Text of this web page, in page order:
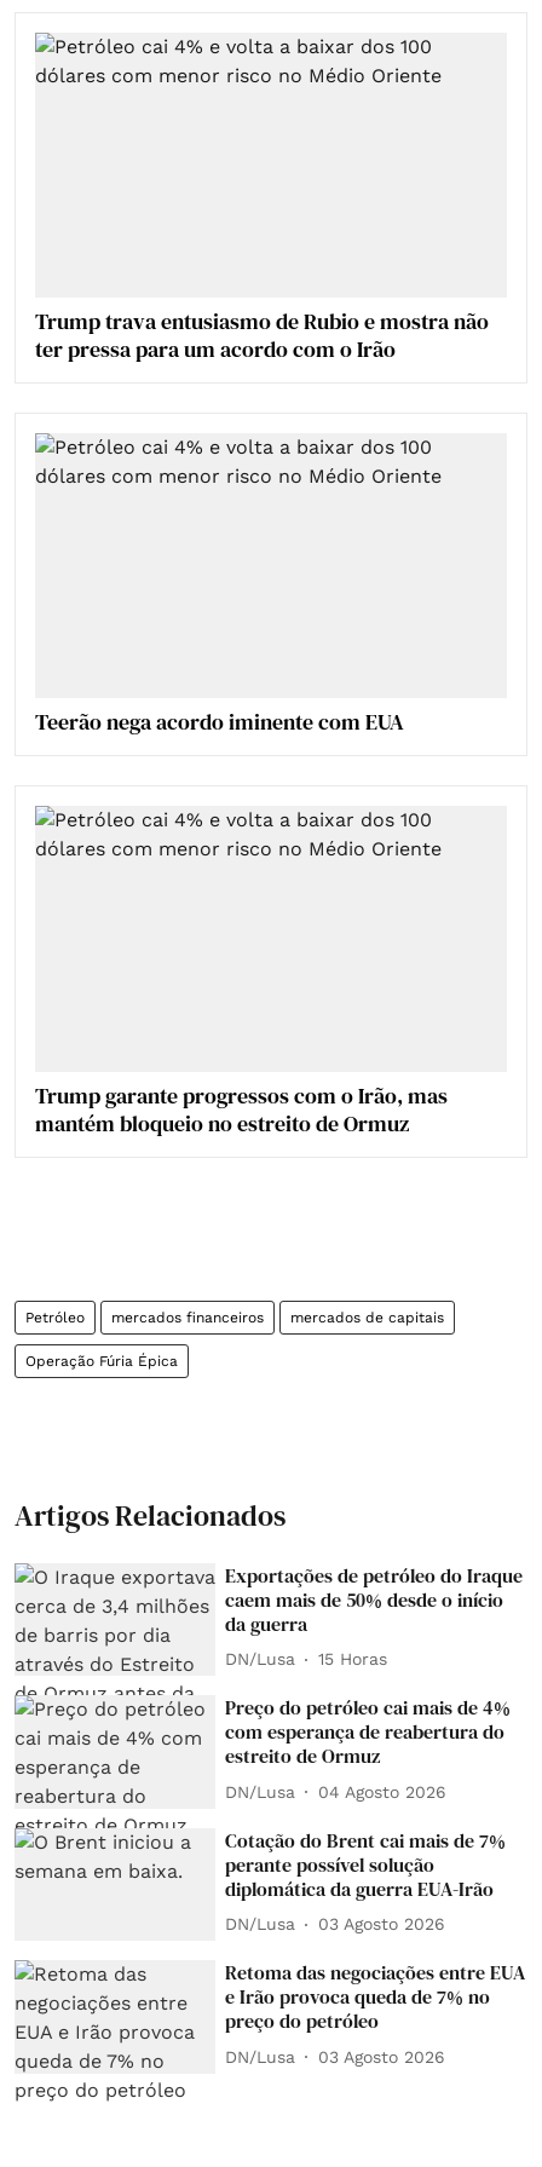
Trump trava entusiasmo de Rubio e mostra não
ter pressa para um acordo com o Irão
Teerão nega acordo iminente com EUA
Trump garante progressos com o Irão, mas
mantém bloqueio no estreito de Ormuz
Petróleo mercados financeiros mercados de capitais
Operação Fúria Épica
Artigos Relacionados
Exportações de petróleo do Iraque
caem mais de 50% desde o início
da guerra
DN/Lusa 15 Horas
Preço do petróleo cai mais de 4%
com esperança de reabertura do
estreito de Ormuz
DN/Lusa 04 Agosto 2026
Cotação do Brent cai mais de 7%
perante possível solução
diplomática da guerra EUA-Irão
DN/Lusa 03 Agosto 2026
Retoma das negociações entre EUA
e Irão provoca queda de 7% no
preço do petróleo
DN/Lusa 03 Agosto 2026